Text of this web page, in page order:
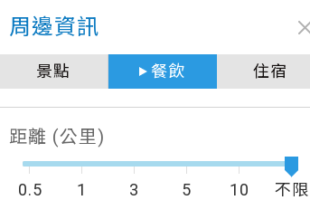
周邊資訊
景點 餐飲 住宿
距離 (公里)
0.5 1 3 5 10 不限